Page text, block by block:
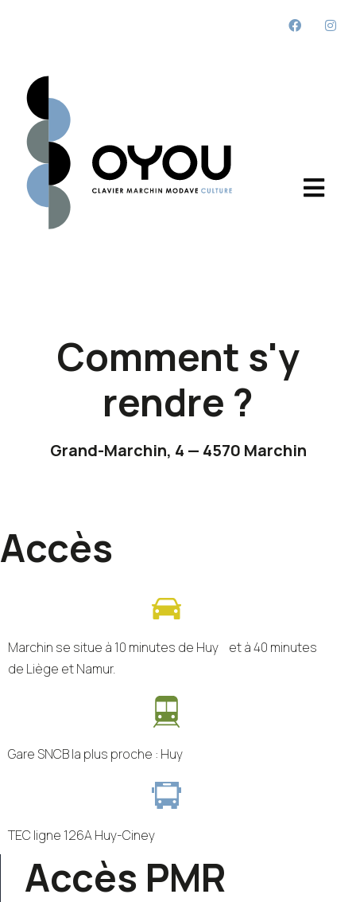
Comment s'y
rendre ?
Grand-Marchin, 4 — 4570 Marchin
Accès
Marchin se situe à 10 minutes de Huy et à 40 minutes
de Liège et Namur.
Gare SNCB la plus proche : Huy
TEC ligne 126A Huy-Ciney
Accès PMR